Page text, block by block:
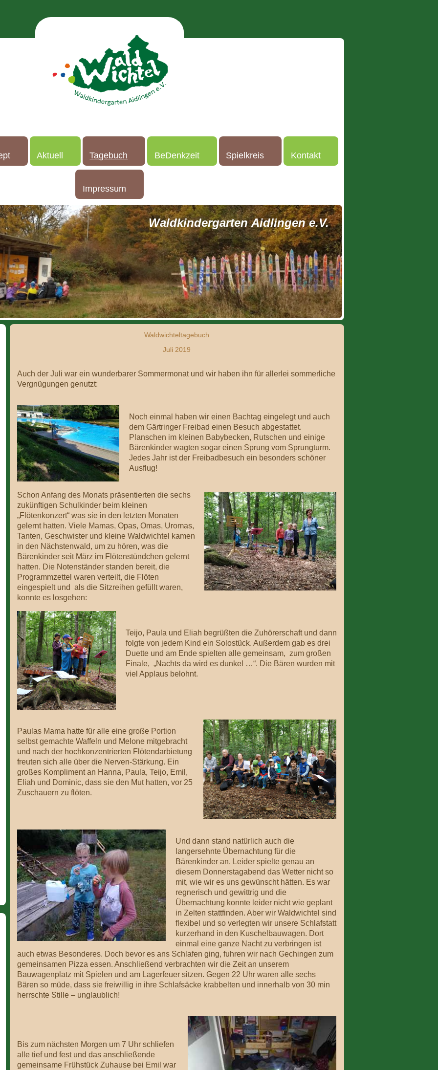
Aktuell Tagebuch BeDenkzeit Spielkreis Kontakt
Impressum
Waldkindergarten Aidlingen e.V.
Waldwichteltagebuch
Juli 2019
Auch der Juli war ein wunderbarer Sommermonat und wir haben ihn für allerlei sommerliche
Vergnügungen genutzt:
Noch einmal haben wir einen Bachtag eingelegt und auch
dem Gärtringer Freibad einen Besuch abgestattet.
Planschen im kleinen Babybecken, Rutschen und einige
Bärenkinder wagten sogar einen Sprung vom Sprungturm.
Jedes Jahr ist der Freibadbesuch ein besonders schöner
Ausflug!
Schon Anfang des Monats präsentierten die sechs
zukünftigen Schulkinder beim kleinen
„Flötenkonzert“ was sie in den letzten Monaten
gelernt hatten. Viele Mamas, Opas, Omas, Uromas,
Tanten, Geschwister und kleine Waldwichtel kamen
in den Nächstenwald, um zu hören, was die
Bärenkinder seit März im Flötenstündchen gelernt
hatten. Die Notenständer standen bereit, die
Programmzettel waren verteilt, die Flöten
eingespielt und als die Sitzreihen gefüllt waren,
konnte es losgehen:
Teijo, Paula und Eliah begrüßten die Zuhörerschaft und dann
folgte von jedem Kind ein Solostück. Außerdem gab es drei
Duette und am Ende spielten alle gemeinsam, zum großen
Finale, „Nachts da wird es dunkel …“. Die Bären wurden mit
viel Applaus belohnt.
Paulas Mama hatte für alle eine große Portion
selbst gemachte Waffeln und Melone mitgebracht
und nach der hochkonzentrierten Flötendarbietung
freuten sich alle über die Nerven-Stärkung. Ein
großes Kompliment an Hanna, Paula, Teijo, Emil,
Eliah und Dominic, dass sie den Mut hatten, vor 25
Zuschauern zu flöten.
Und dann stand natürlich auch die
langersehnte Übernachtung für die
Bärenkinder an. Leider spielte genau an
diesem Donnerstagabend das Wetter nicht so
mit, wie wir es uns gewünscht hätten. Es war
regnerisch und gewittrig und die
Übernachtung konnte leider nicht wie geplant
in Zelten stattfinden. Aber wir Waldwichtel sind
flexibel und so verlegten wir unsere Schlafstatt
kurzerhand in den Kuschelbauwagen. Dort
einmal eine ganze Nacht zu verbringen ist
auch etwas Besonderes. Doch bevor es ans Schlafen ging, fuhren wir nach Gechingen zum
gemeinsamen Pizza essen. Anschließend verbrachten wir die Zeit an unserem
Bauwagenplatz mit Spielen und am Lagerfeuer sitzen. Gegen 22 Uhr waren alle sechs
Bären so müde, dass sie freiwillig in ihre Schlafsäcke krabbelten und innerhalb von 30 min
herrschte Stille – unglaublich!
Bis zum nächsten Morgen um 7 Uhr schliefen
alle tief und fest und das anschließende
gemeinsame Frühstück Zuhause bei Emil war